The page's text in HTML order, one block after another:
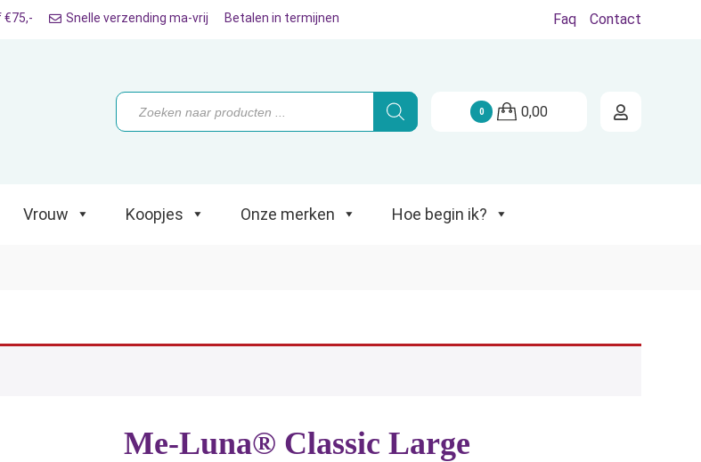
Koopjes Onze merken Hoe begin ik?
€75,- Snelle verzending ma-vrij Betalen in termijnen Faq Contact
Producten
zoeken
0 0,00
Vrouw Koopjes Onze merken Hoe begin ik?
Me-Luna® Classic Large